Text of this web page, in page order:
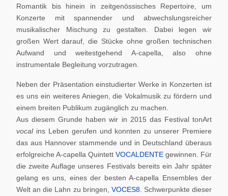
Romantik bis hinein in zeitgenössisches Repertoire, um
Konzerte mit spannender und abwechslungsreicher
musikalischer Mischung zu gestalten. Dabei legen wir
großen Wert darauf, die Stücke ohne großen technischen
Aufwand und weitestgehend A-capella, also ohne
instrumentale Begleitung vorzutragen.
Neben der Präsentation einstudierter Werke in Konzerten ist
es uns ein weiteres Aniegen, die Vokalmusik zu fördern und
einem breiten Publikum zugänglich zu machen.
Aus diesem Grunde haben wir in 2015 das Festival tonArt
vocal ins Leben gerufen und konnten zu unserer Premiere
das aus Hannover stammende und in Deutschland überaus
erfolgreiche A-capella Quintett VOCALDENTE gewinnen. Für
die zweite Auflage unseres Festivals bereits ein Jahr später
gelang es uns, eines der besten A-capella Ensembles der
Welt an die Lahn zu bringen, VOCES8. Schwerpunkte dieser